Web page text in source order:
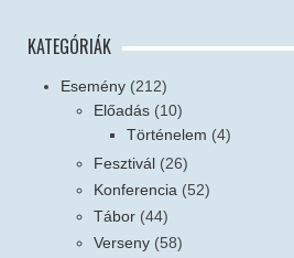
KATEGÓRIÁK
Esemény (212)
Előadás (10)
Történelem (4)
Fesztivál (26)
Konferencia (52)
Tábor (44)
Verseny (58)